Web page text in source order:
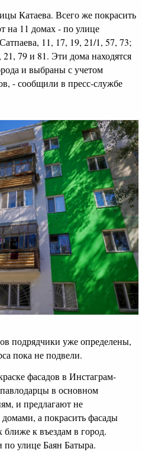
Катаева. Всего же покрасить
на 11 домах - по улице
11, 17, 19, 21/1, 57, 73;
79 и 81. Эти дома находятся
и выбраны с учетом
- сообщили в пресс-службе
подрядчики уже определены,
пока не подвели.
фасадов в Инстаграм-
павлодарцы в основном
и предлагают не
а покрасить фасады
к въездам в город.
по улице Баян Батыра.